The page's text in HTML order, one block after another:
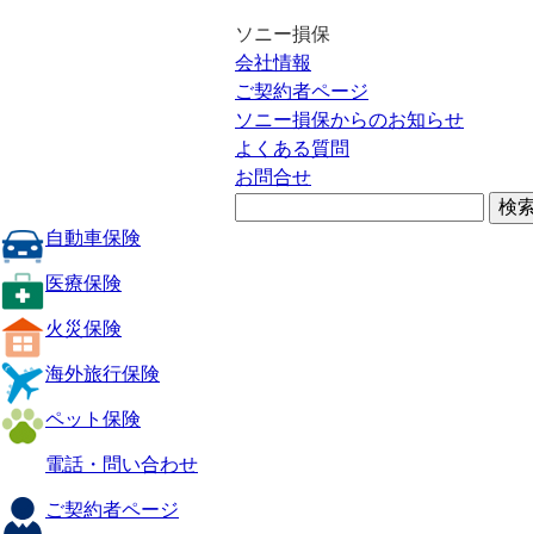
ソニー損保
会社情報
ご契約者ページ
ソニー損保からのお知らせ
よくある質問
お問合せ
自動車保険
医療保険
火災保険
海外旅行保険
ペット保険
電話・問い合わせ
ご契約者ページ